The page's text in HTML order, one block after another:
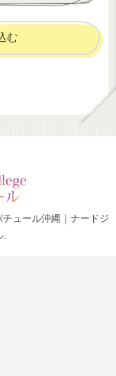
む
ュール沖縄｜ナードジ
.